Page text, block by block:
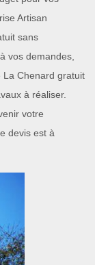
Artisan
sans
vos demandes,
La Chenard gratuit
à réaliser.
votre
devis est à